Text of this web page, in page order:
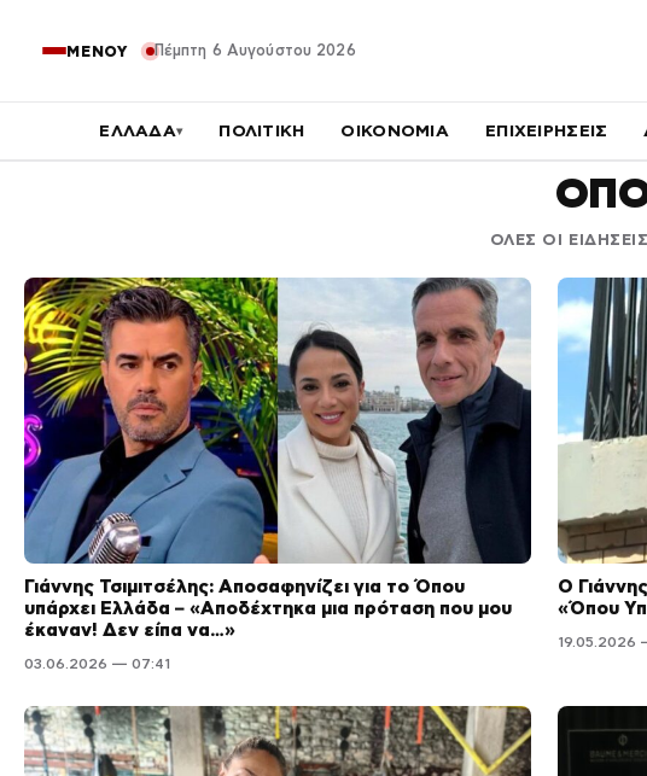
ΜΕΝΟΥ Πέμπτη 6 Αυγούστου 2026
ΕΛΛΑΔΑ▾ ΠΟΛΙΤΙΚΗ ΟΙΚΟΝΟΜΙΑ ΕΠΙΧΕΙΡΗΣΕΙΣ
ΟΛΕΣ ΟΙ
Γιάννης Τσιμιτσέλης: Αποσαφηνίζει για το Όπου
υπάρχει Ελλάδα – «Αποδέχτηκα μια πρόταση που μου
έκαναν! Δεν είπα να…»
03.06.2026 — 07:41
Ο
«Όπου
19.05.2026